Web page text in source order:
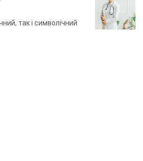
так і символічний